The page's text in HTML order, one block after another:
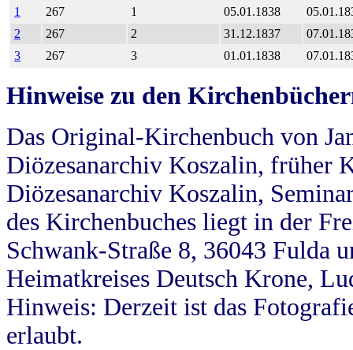
1
267 1 05.01.1838
2
267 2 31.12.1837
3
267 3 01.01.1838
Hinweise zu den
Das Original-Kirchenbuch von
Diözesanarchiv Koszalin, früher
Diözesanarchiv Koszalin,
des Kirchenbuches liegt in der
Schwank-Straße 8, 36043 Fulda
Heimatkreises Deutsch Krone,
Hinweis: Derzeit ist das
erlaubt.